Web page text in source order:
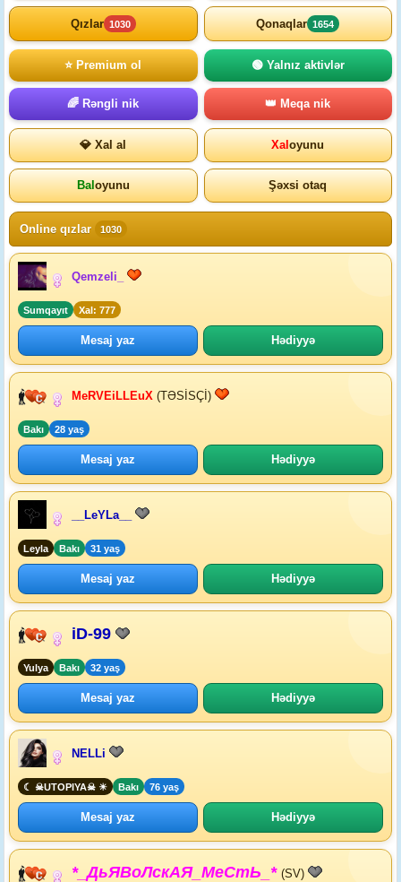
Qızlar 1030 Qonaqlar 1654
⭐ Premium ol 🟢 Yalnız aktivlər
🌈 Rəngli nik 👑 Meqa nik
💎 Xal al Xaloyunu
Baloyunu Şəxsi otaq
Online qızlar 1030
Qemzeli_
Sumqayıt Xal: 777
Mesaj yaz Hədiyyə
MeRVEiLLEuX (TƏSİSÇİ)
Bakı 28 yaş
Mesaj yaz Hədiyyə
__LeYLa__
Leyla Bakı 31 yaş
Mesaj yaz Hədiyyə
iD-99
Yulya Bakı 32 yaş
Mesaj yaz Hədiyyə
NELLi
☾︎ ☠︎︎UTOPIYA☠︎︎ ☀︎︎ Bakı 76 yaş
Mesaj yaz Hədiyyə
*_ДьЯВоЛскАЯ_МеСтЬ_* (SV)